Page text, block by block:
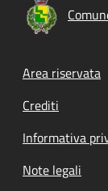
Footer
Area riservata
Crediti
Informativa
Note legali